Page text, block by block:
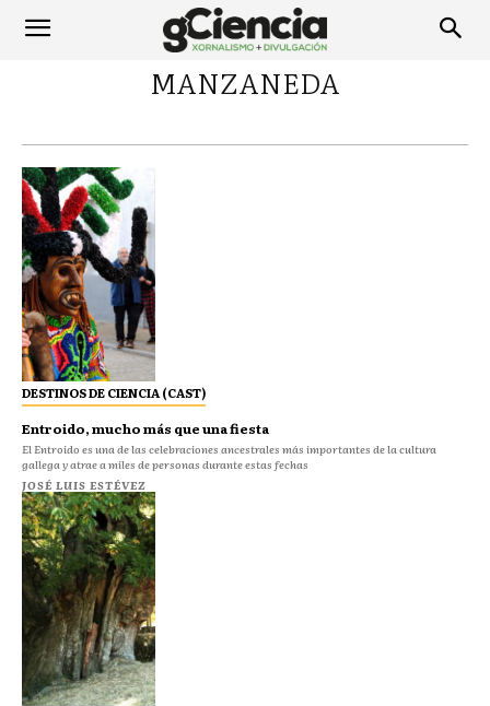
MANZANEDA
DESTINOS DE CIENCIA (CAST)
Entroido, mucho más que una fiesta
El Entroido es una de las celebraciones ancestrales más importantes de la cultura
gallega y atrae a miles de personas durante estas fechas
JOSÉ LUIS ESTÉVEZ